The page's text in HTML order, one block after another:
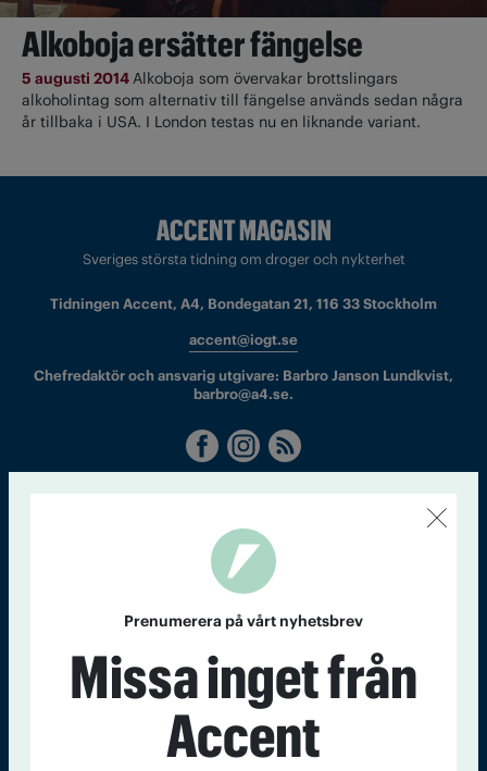
Alkoboja ersätter fängelse
5 augusti 2014Alkoboja som övervakar brottslingars
alkoholintag som alternativ till fängelse används sedan några
år tillbaka i USA. I London testas nu en liknande variant.
Sveriges största tidning om droger och nykterhet
Tidningen Accent, A4, Bondegatan 21, 116 33 Stockholm
accent@iogt.se
Chefredaktör och ansvarig utgivare: Barbro Janson Lundkvist,
barbro@a4.se.
nummer av
Prenumerera på vårt nyhetsbrev
Missa inget från
Accent